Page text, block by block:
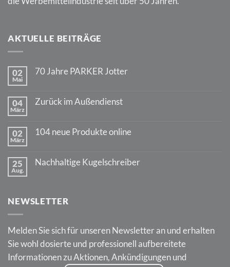
AKTUELLE BEITRÄGE
02
Mai
70 Jahre PARKER Jotter
70
04
März
Zurück im Außendienst
Zurück
02
März
104 neue Produkte online
104
25
Aug.
Nachhaltige Kugelschreiber
Kugelschreiber
NEWSLETTER
Melden Sie sich für unseren Newsletter an und erhalten
Sie wohl dosierte und professionell aufbereitete
Informationen zu Aktionen, Ankündigungen und